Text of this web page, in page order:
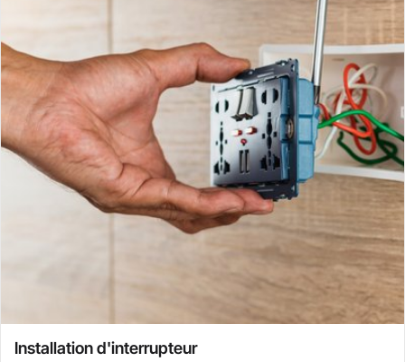
Installation d'interrupteur